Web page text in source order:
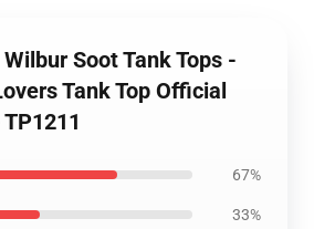
Soot Tank Tops -
Tank Top Official
67%
33%